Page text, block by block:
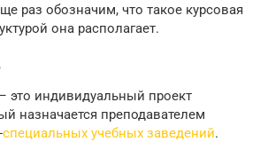
раз обозначим, что такое курсовая
она располагает.
это индивидуальный проект
назначается преподавателем
специальных учебных заведений.